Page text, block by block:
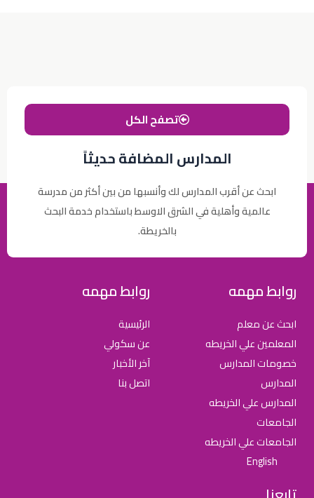
المدارس المضافة حديثاً
ابحث عن أقرب المدارس لك وأنسبها من بين أكثر من مدرسة
عالمية وأهلية في الشرق الاوسط باستخدام خدمة البحث
بالخريطة.
تصفح الكل
روابط مهمه
ابحث عن معلم
المعلمين علي الخريطه
خصومات المدارس
المدارس
المدارس علي الخريطه
الجامعات
الجامعات علي الخريطه
English
روابط مهمه
الرئيسية
عن سكولي
آخر الأخبار
اتصل بنا